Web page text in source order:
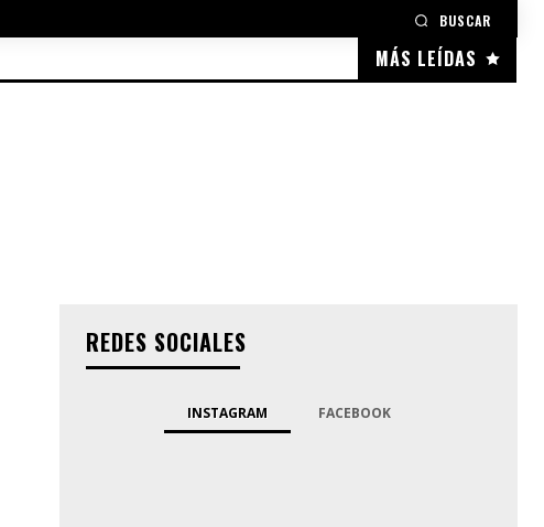
BUSCAR
MÁS LEÍDAS
REDES SOCIALES
INSTAGRAM FACEBOOK